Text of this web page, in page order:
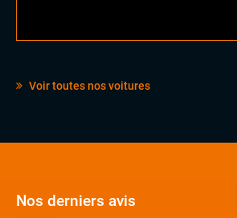
Voir toutes nos voitures
Nos derniers avis